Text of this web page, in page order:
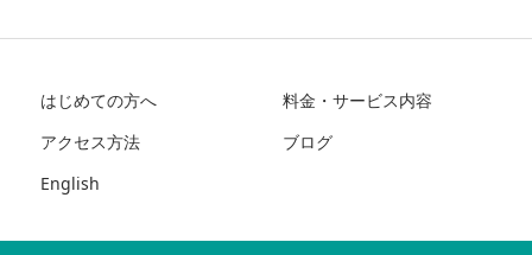
はじめての方へ
料金・サービス内容
アクセス方法
ブログ
English